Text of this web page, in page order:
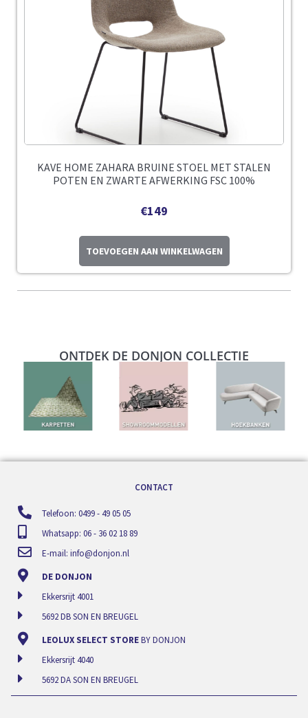
KAVE HOME ZAHARA BRUINE STOEL MET STALEN
POTEN EN ZWARTE AFWERKING FSC 100%
€149
TOEVOEGEN AAN WINKELWAGEN
ONTDEK DE DONJON COLLECTIE
CONTACT
Telefoon: 0499 - 49 05 05
Whatsapp: 06 - 36 02 18 89
E-mail: info@donjon.nl
DE DONJON
Ekkersrijt 4001
5692 DB SON EN BREUGEL
LEOLUX SELECT STOREBY DONJON
Ekkersrijt 4040
5692 DA SON EN BREUGEL